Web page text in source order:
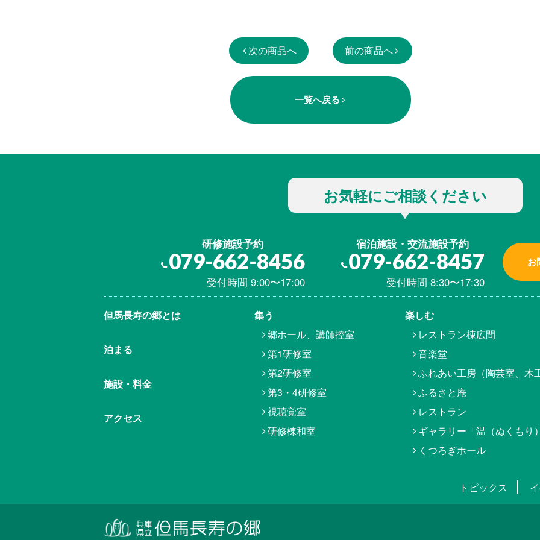
次の商品へ 前の商品へ
一覧へ戻る
お気軽にご相談ください
研修施設予約
079-662-8456
受付時間 9:00〜17:00
宿泊施設・交流施設予約
079-662-8457
受付時間 8:30〜17:30
お
但馬⾧寿の郷とは
泊まる
施設・料金
アクセス
集う
郷ホール、講師控室
第1研修室
第2研修室
第3・4研修室
視聴覚室
研修棟和室
楽しむ
レストラン棟広間
音楽堂
ふれあい工房（陶芸室、木
ふるさと庵
レストラン
ギャラリー「温（ぬくもり
くつろぎホール
トピックス